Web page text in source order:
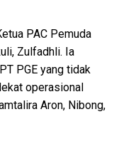
PAC Pemuda
Zulfadhli. Ia
PGE yang tidak
operasional
Aron, Nibong,